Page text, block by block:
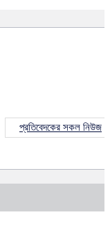
প্রতিবেদকের সকল নিউজ